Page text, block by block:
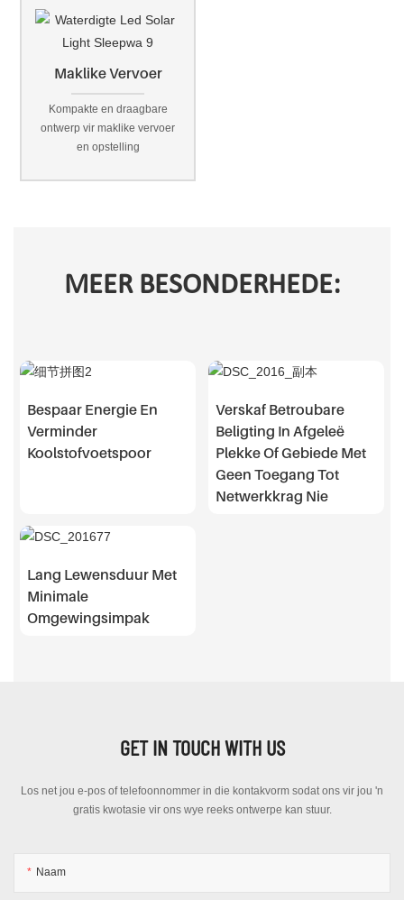
Maklike Vervoer
Kompakte en draagbare
ontwerp vir maklike vervoer
en opstelling
MEER BESONDERHEDE:
Bespaar Energie En
Verminder
Koolstofvoetspoor
Verskaf Betroubare
Beligting In Afgeleë
Plekke Of Gebiede Met
Geen Toegang Tot
Netwerkkrag Nie
Lang Lewensduur Met
Minimale
Omgewingsimpak
GET IN TOUCH WITH US
Los net jou e-pos of telefoonnommer in die kontakvorm sodat ons vir jou 'n
gratis kwotasie vir ons wye reeks ontwerpe kan stuur.
Naam